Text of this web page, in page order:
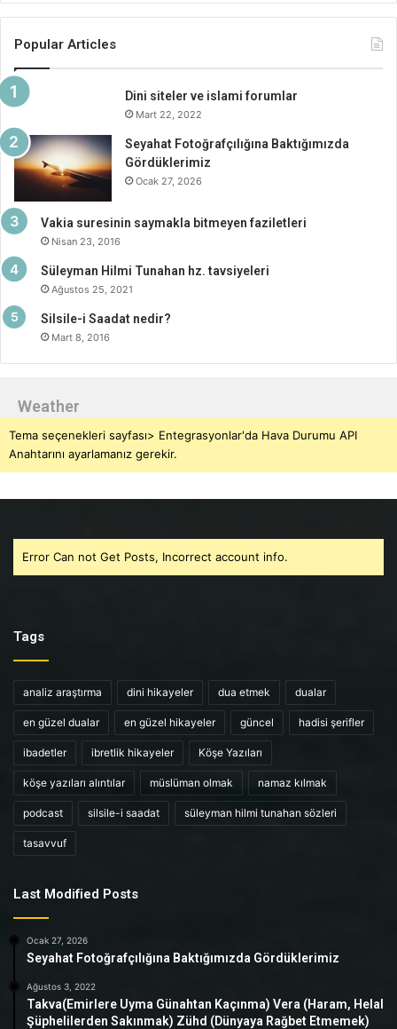
Popular Articles
Dini siteler ve islami forumlar
Mart 22, 2022
Seyahat Fotoğrafçılığına Baktığımızda
Gördüklerimiz
Ocak 27, 2026
Vakia suresinin saymakla bitmeyen faziletleri
Nisan 23, 2016
Süleyman Hilmi Tunahan hz. tavsiyeleri
Ağustos 25, 2021
Silsile-i Saadat nedir?
Mart 8, 2016
Weather
Tema seçenekleri sayfası> Entegrasyonlar'da Hava Durumu API
Anahtarını ayarlamanız gerekir.
Error Can not Get Posts, Incorrect account info.
Tags
analiz araştırma dini hikayeler dua etmek dualar
en güzel dualar en güzel hikayeler güncel hadisi şerifler
ibadetler ibretlik hikayeler Köşe Yazıları
köşe yazıları alıntılar müslüman olmak namaz kılmak
podcast silsile-i saadat süleyman hilmi tunahan sözleri
tasavvuf
Last Modified Posts
Ocak 27, 2026
Seyahat Fotoğrafçılığına Baktığımızda Gördüklerimiz
Ağustos 3, 2022
Takva(Emirlere Uyma Günahtan Kaçınma) Vera (Haram, Helal
Şüphelilerden Sakınmak) Zühd (Dünyaya Rağbet Etmemek)